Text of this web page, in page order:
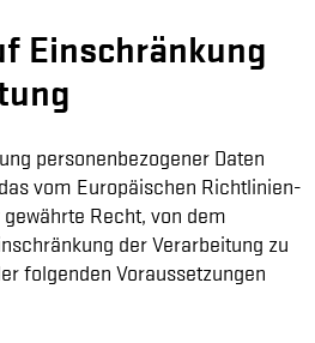
Einschränkung
personenbezogener Daten
vom Europäischen Richtlinien-
Recht, von dem
der Verarbeitung zu
folgenden Voraussetzungen